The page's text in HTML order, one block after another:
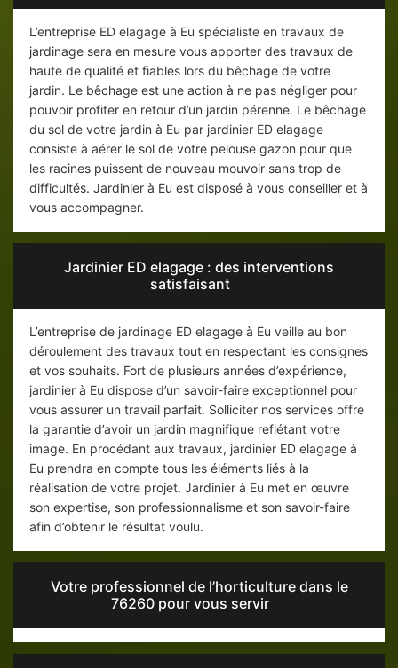
L’entreprise ED elagage à Eu spécialiste en travaux de
jardinage sera en mesure vous apporter des travaux de
haute de qualité et fiables lors du bêchage de votre
jardin. Le bêchage est une action à ne pas négliger pour
pouvoir profiter en retour d’un jardin pérenne. Le bêchage
du sol de votre jardin à Eu par jardinier ED elagage
consiste à aérer le sol de votre pelouse gazon pour que
les racines puissent de nouveau mouvoir sans trop de
difficultés. Jardinier à Eu est disposé à vous conseiller et à
vous accompagner.
Jardinier ED elagage : des interventions
satisfaisant
L’entreprise de jardinage ED elagage à Eu veille au bon
déroulement des travaux tout en respectant les consignes
et vos souhaits. Fort de plusieurs années d’expérience,
jardinier à Eu dispose d’un savoir-faire exceptionnel pour
vous assurer un travail parfait. Solliciter nos services offre
la garantie d’avoir un jardin magnifique reflétant votre
image. En procédant aux travaux, jardinier ED elagage à
Eu prendra en compte tous les éléments liés à la
réalisation de votre projet. Jardinier à Eu met en œuvre
son expertise, son professionnalisme et son savoir-faire
afin d’obtenir le résultat voulu.
Votre professionnel de l’horticulture dans le
76260 pour vous servir